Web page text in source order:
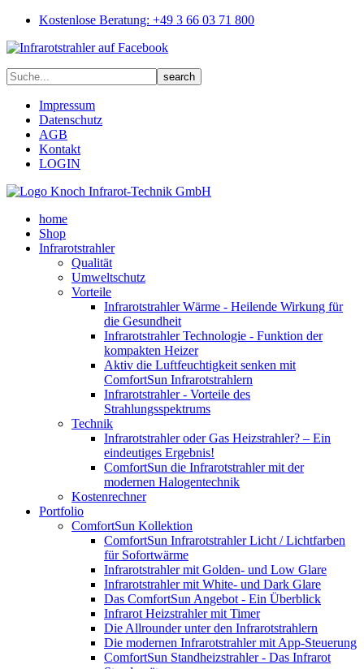
Kostenlose Beratung: +49 3 66 03 71 800
Impressum
Datenschutz
AGB
Kontakt
LOGIN
home
Shop
Infrarotstrahler
Qualität
Umweltschutz
Vorteile
Infrarotstrahler Wärme - Heilende Wirkung für
die Gesundheit
Infrarotstrahler Technologie - Funktion der
kompakten Heizer
Aktiv die Luftfeuchtigkeit senken mit
ComfortSun Infrarotstrahlern
Infrarotstrahler - Vorteile des
Strahlungsspektrums
Technik
Infrarotstrahler oder Gas Heizstrahler? – Ein
eindeutiges Ergebnis!
ComfortSun die Infrarotstrahler mit der
modernen Halogentechnik
Kostenrechner
Portfolio
ComfortSun Kollektion
ComfortSun Infrarotstrahler Licht / Lichtfarben
für Sofortwärme
Infrarotstrahler mit Golden- und Low Glare
Infrarotstrahler mit White- und Dark Glare
Das ComfortSun Angebot - Ein Überblick
Infrarot Heizstrahler mit Timer
Die Allrounder unter den Infrarotstrahlern
Die modernen Infrarotstrahler mit App-Steuerung
ComfortSun Standheizstrahler - Das Infrarot